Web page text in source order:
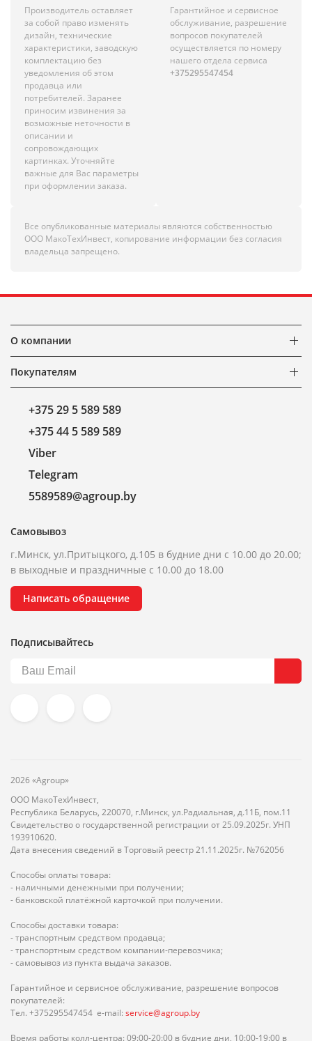
Производитель оставляет
за собой право изменять
дизайн, технические
характеристики, заводскую
комплектацию без
уведомления об этом
продавца или
потребителей. Заранее
приносим извинения за
возможные неточности в
описании и
сопровождающих
картинках. Уточняйте
важные для Вас параметры
при оформлении заказа.
Гарантийное и сервисное
обслуживание, разрешение
вопросов покупателей
осуществляется по номеру
нашего отдела сервиса
+375295547454
Все опубликованные материалы являются собственностью
ООО МакоТехИнвест, копирование информации без согласия
владельца запрещено.
О компании
Покупателям
+375 29 5 589 589
+375 44 5 589 589
Viber
Telegram
5589589@agroup.by
Самовывоз
г.Минск, ул.Притыцкого, д.105 в будние дни с 10.00 до 20.00;
в выходные и праздничные с 10.00 до 18.00
Написать обращение
Подписывайтесь
2026 «Agroup»
ООО МакоТехИнвест,
Республика Беларусь, 220070, г.Минск, ул.Радиальная, д.11Б, пом.11
Свидетельство о государственной регистрации от 25.09.2025г. УНП
193910620.
Дата внесения сведений в Торговый реестр 21.11.2025г. №762056
Способы оплаты товара:
- наличными денежными при получении;
- банковской платёжной карточкой при получении.
Способы доставки товара:
- транспортным средством продавца;
- транспортным средством компании-перевозчика;
- самовывоз из пункта выдача заказов.
Гарантийное и сервисное обслуживание, разрешение вопросов
покупателей:
Тел. +375295547454 e-mail: service@agroup.by
Время работы колл-центра: 09:00-20:00 в будние дни, 10:00-19:00 в